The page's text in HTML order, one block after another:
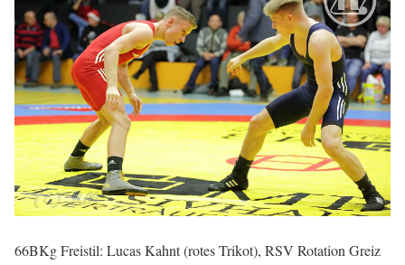
66BKg Freistil: Lucas Kahnt (rotes Trikot), RSV Rotation Greiz